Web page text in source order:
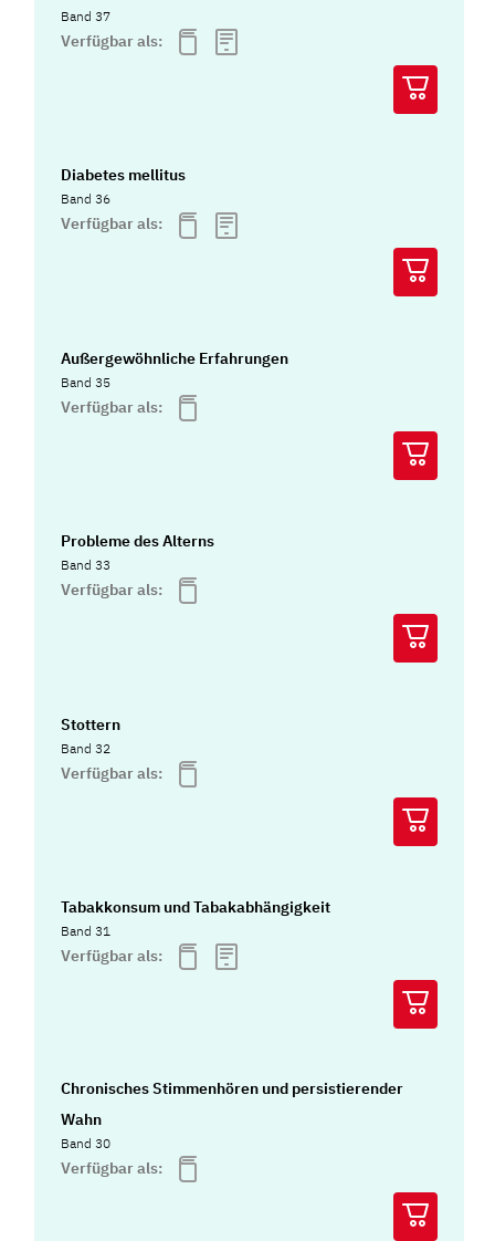
Band 37
Verfügbar als:
Diabetes mellitus
Band 36
Verfügbar als:
Außergewöhnliche Erfahrungen
Band 35
Verfügbar als:
Probleme des Alterns
Band 33
Verfügbar als:
Stottern
Band 32
Verfügbar als:
Tabakkonsum und Tabakabhängigkeit
Band 31
Verfügbar als:
Chronisches Stimmenhören und persistierender
Wahn
Band 30
Verfügbar als: